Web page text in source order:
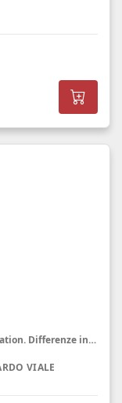
Dalle scienze comportamentali all'e-negotiation. Differenze individuali e culturali
VIALE